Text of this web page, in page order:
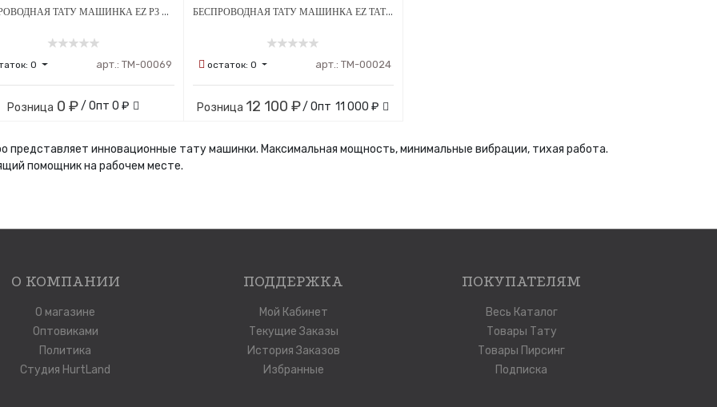
БЕСПРОВОДНАЯ ТАТУ МАШИНКА EZ P3 PRO ЧЕРНЫЙ
0 арт.: ТМ-00069
Розница 0 ₽/ Опт0 ₽
БЕСПРОВОДНАЯ ТАТУ МАШИНКА EZ TATTOO PORTEX GEN2 VERSATILE P2 PEN С ДОПОЛНИТЕЛЬНЫМ ДЕРЖАТЕЛЕМ
остаток: 0 арт.: ТМ-00024
Розница 12 100 ₽/ Опт 11 000 ₽
представляет инновационные тату машинки. Максимальная мощность, минимальные вибрации, тихая работа.
помощник на рабочем месте.
О КОМПАНИИ
О магазине
Оптовиками
Политика
Студия HurtLand
ПОДДЕРЖКА
Мой Кабинет
Текущие Заказы
История Заказов
Избранные
ПОКУПАТЕЛЯМ
Весь Каталог
Товары Тату
Товары Пирсинг
Подписка